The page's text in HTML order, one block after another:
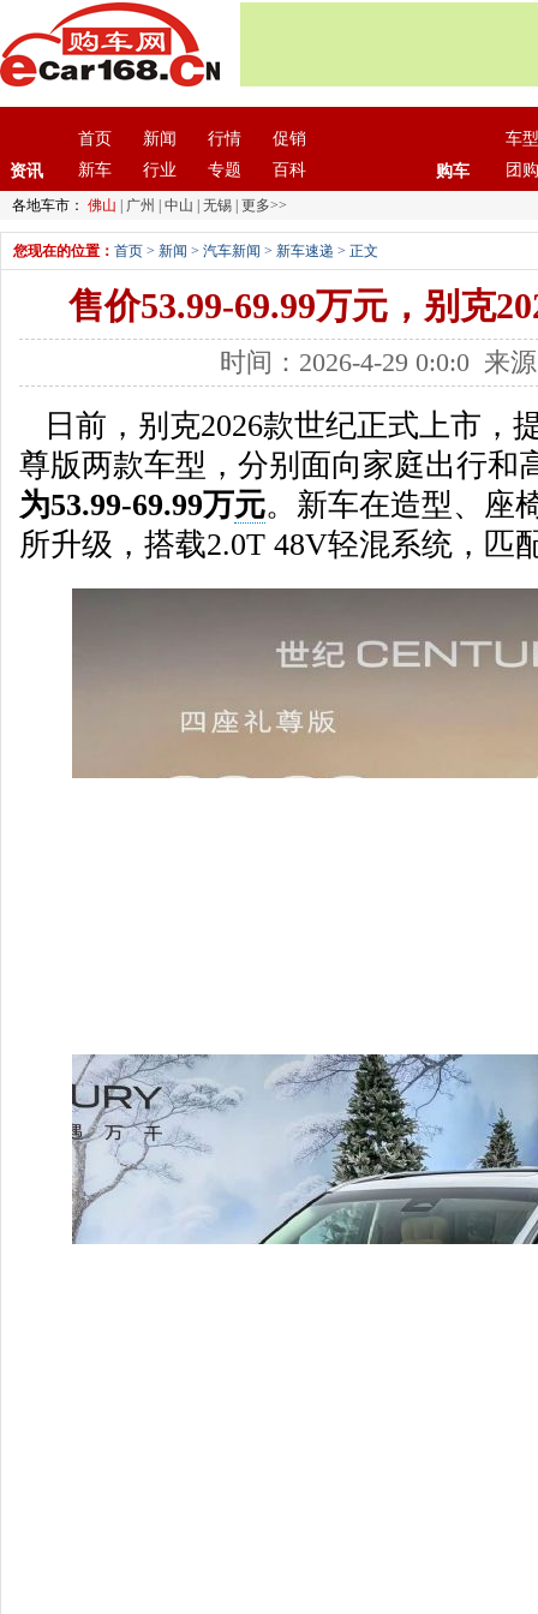
资讯
首页 新闻 行情
促销
新车
行业 专题 百科 购车
车型
团购
各地车市： 佛山 广州 中山 无锡 更多>>
您现在的位置： 首页 > 新闻 > 汽车新闻 > 新车速递 > 正文
售价53.99-69.99万元，别克
时间：2026-4-29 0:0:0 来
日前，别克2026款世纪正式上市，
尊版两款车型，分别面向家庭出行和
为53.99-69.99万元。新车在造型、座
所升级，搭载2.0T 48V轻混系统，匹